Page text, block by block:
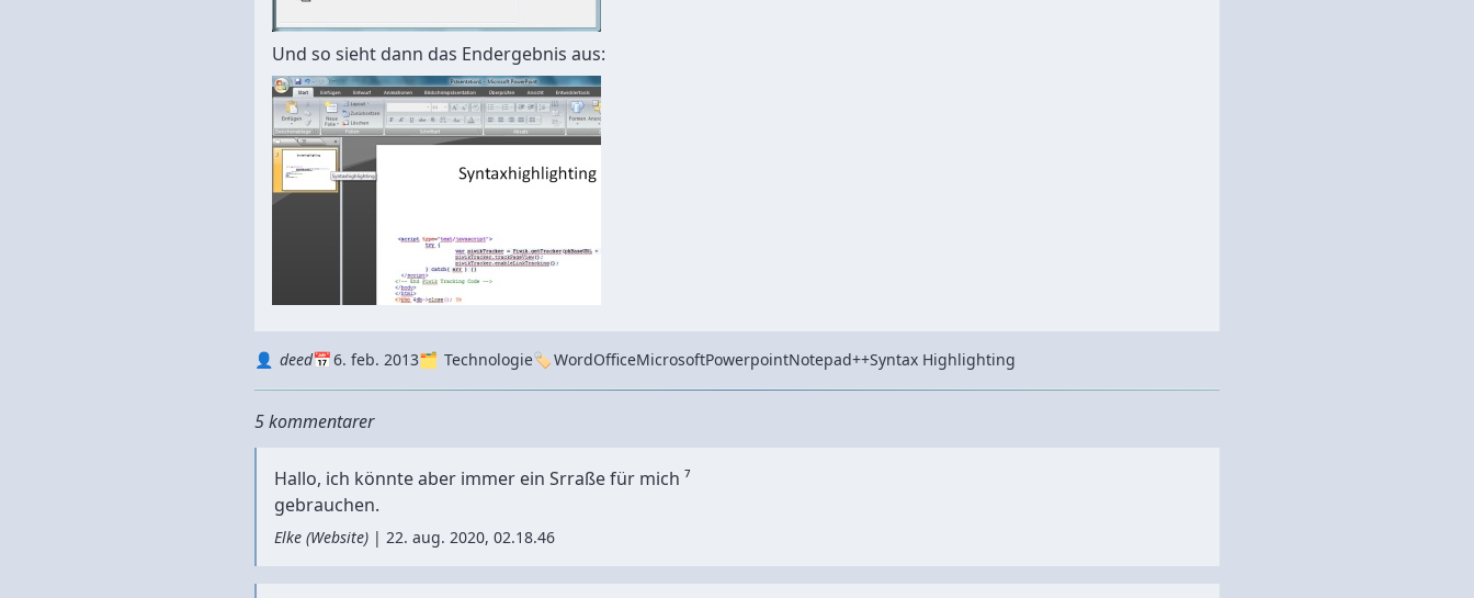
Und so sieht dann das Endergebnis aus:
Autordeed
Datum 6. feb. 2013
Kategorie Technologie Tags
WordOfficeMicrosoftPowerpointNotepad++Syntax Highlighting
5 kommentarer
Hallo, ich könnte aber immer ein Srraße für mich ⁷
gebrauchen.
Elke (Website) | 22. aug. 2020, 02.18.46